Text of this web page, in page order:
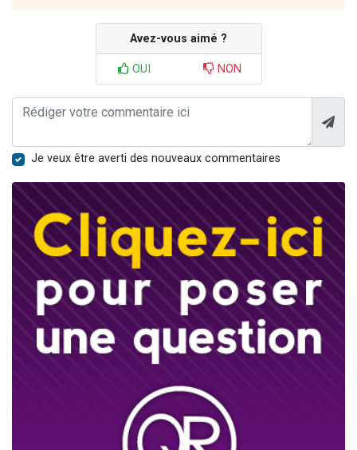
Avez-vous aimé ?
OUI NON
Je veux être averti des nouveaux commentaires